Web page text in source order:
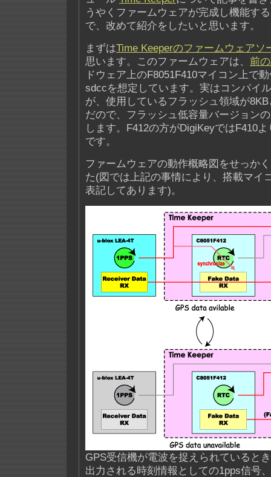
うやくファームウェアが完成し機能す
で、改めて紹介をしたいと思います。
まずはTime Keeperのファームウェアソ
思います。このファームウェアは、 前
ドウェア上のF8051F410マイコン上で
sdccを想定しています。実はコンパイ
が、使用しているフラッシュ領域が
だので、フラッシュ低容量バージョン
します。F412の方がDigiKeyではF410
です。
ファームウェアの動作概略図をせっか
た(図では上記の事情により、搭載マイ
表記してあります)。
GPS受信機が電波を捉えられていると
出力される時刻情報としての1pps信号